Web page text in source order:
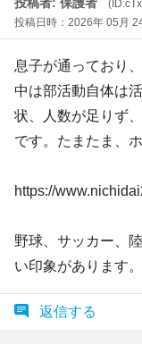
投稿日時：2026年 05月
息子が通っており
中は部活動自体は
状、人数が足りず
です。たまたま、
https://
野球、サッカー、
い印象があります。
返信する